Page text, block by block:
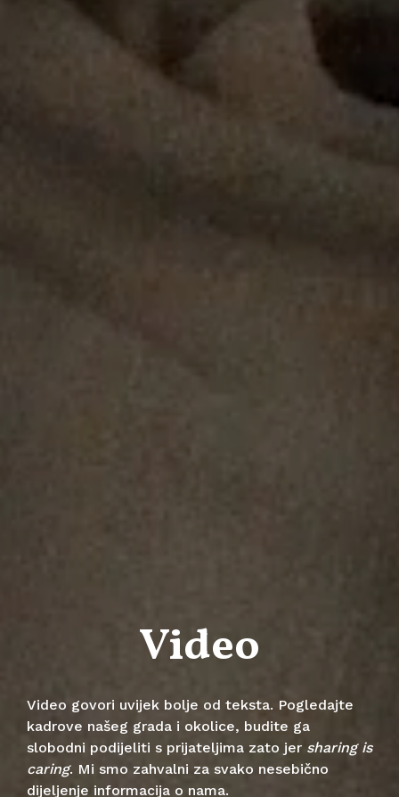
Video
Video govori uvijek bolje od teksta. Pogledajte
kadrove našeg grada i okolice, budite ga
slobodni podijeliti s prijateljima zato jer sharing is
caring. Mi smo zahvalni za svako nesebično
dijeljenje informacija o nama.